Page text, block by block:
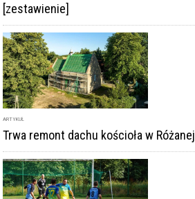
[zestawienie]
ARTYKUŁ
Trwa remont dachu kościoła w Różanej